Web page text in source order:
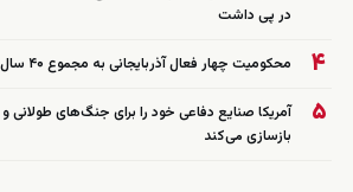
در پی داشت
۴ محکومیت چهار فعال آذربایجانی به مجموع ۴۰ سال حبس تعزیری
۵
آمریکا صنایع دفاعی خود را برای جنگ‌های
بازسازی می‌کند